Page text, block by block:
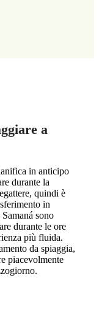
a
in anticipo
durante la
quindi è
in
sono
durante le ore
più fluida.
da spiaggia,
piacevolmente